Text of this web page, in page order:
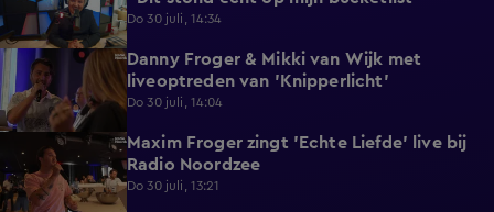
Do 30 juli, 14:34
0:49
Danny Froger & Mikki van Wijk met
liveoptreden van 'Knipperlicht'
Do 30 juli, 14:04
Maxim Froger zingt 'Echte Liefde' live bij
Radio Noordzee
Do 30 juli, 13:21